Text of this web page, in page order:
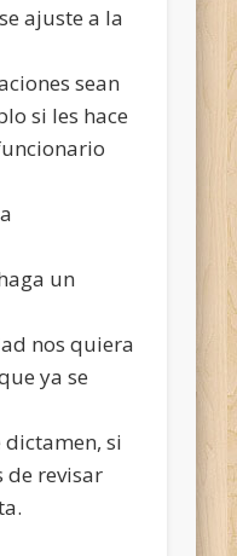
ajuste a la
sean
si les hace
un
nos quiera
ya se
dictamen, si
de revisar